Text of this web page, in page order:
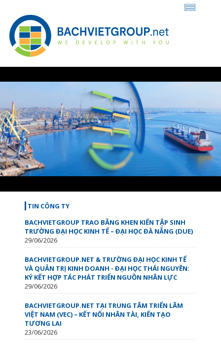
26.42%
TIN CÔNG TY
BACHVIETGROUP TRAO BẰNG KHEN KIẾN TẬP SINH
TRƯỜNG ĐẠI HỌC KINH TẾ – ĐẠI HỌC ĐÀ NẴNG (DUE)
29/06/2026
BACHVIETGROUP.NET & TRƯỜNG ĐẠI HỌC KINH TẾ
VÀ QUẢN TRỊ KINH DOANH - ĐẠI HỌC THÁI NGUYÊN:
KÝ KẾT HỢP TÁC PHÁT TRIỂN NGUỒN NHÂN LỰC
29/06/2026
BACHVIETGROUP.NET TẠI TRUNG TÂM TRIỂN LÃM
VIỆT NAM (VEC) – KẾT NỐI NHÂN TÀI, KIẾN TẠO
TƯƠNG LAI
23/06/2026